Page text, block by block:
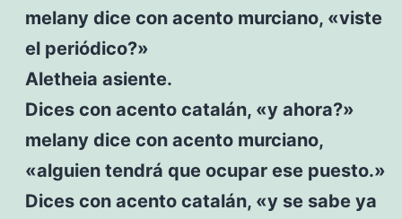
melany dice con acento murciano, «viste
el periódico?»
Aletheia asiente.
Dices con acento catalán, «y ahora?»
melany dice con acento murciano,
«alguien tendrá que ocupar ese puesto.»
Dices con acento catalán, «y se sabe ya